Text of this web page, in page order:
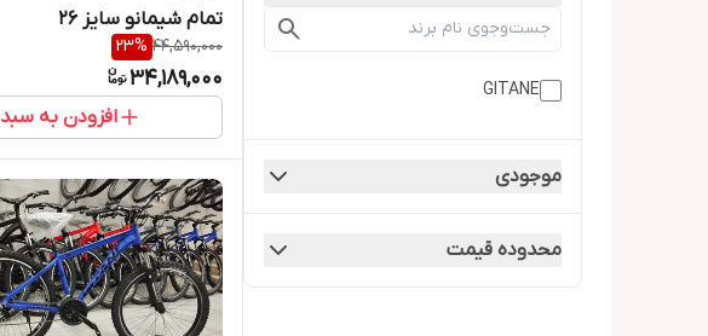
GITANE
موجودی
محدوده قیمت
تمام شیمانو سایز 26
44,590,000
23%
34,189,000
افزودن به سبد